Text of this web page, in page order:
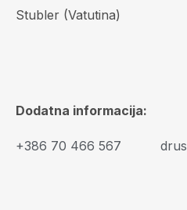
Stubler (Vatutina)
Dodatna informacija:
+386 70 466 567